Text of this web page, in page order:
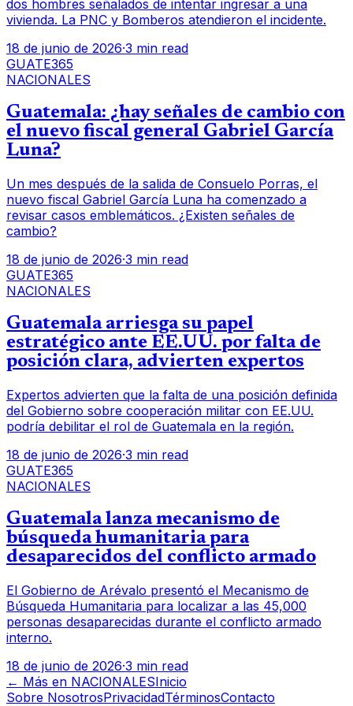
dos hombres señalados de intentar ingresar a una
vivienda. La PNC y Bomberos atendieron el incidente.
18 de junio de 2026·3 min read
GUATE365
NACIONALES
Guatemala: ¿hay señales de cambio con
el nuevo fiscal general Gabriel García
Luna?
Un mes después de la salida de Consuelo Porras, el
nuevo fiscal Gabriel García Luna ha comenzado a
revisar casos emblemáticos. ¿Existen señales de
cambio?
18 de junio de 2026·3 min read
GUATE365
NACIONALES
Guatemala arriesga su papel
estratégico ante EE.UU. por falta de
posición clara, advierten expertos
Expertos advierten que la falta de una posición definida
del Gobierno sobre cooperación militar con EE.UU.
podría debilitar el rol de Guatemala en la región.
18 de junio de 2026·3 min read
GUATE365
NACIONALES
Guatemala lanza mecanismo de
búsqueda humanitaria para
desaparecidos del conflicto armado
El Gobierno de Arévalo presentó el Mecanismo de
Búsqueda Humanitaria para localizar a las 45,000
personas desaparecidas durante el conflicto armado
interno.
18 de junio de 2026·3 min read
← Más en NACIONALESInicio
Sobre NosotrosPrivacidadTérminosContacto